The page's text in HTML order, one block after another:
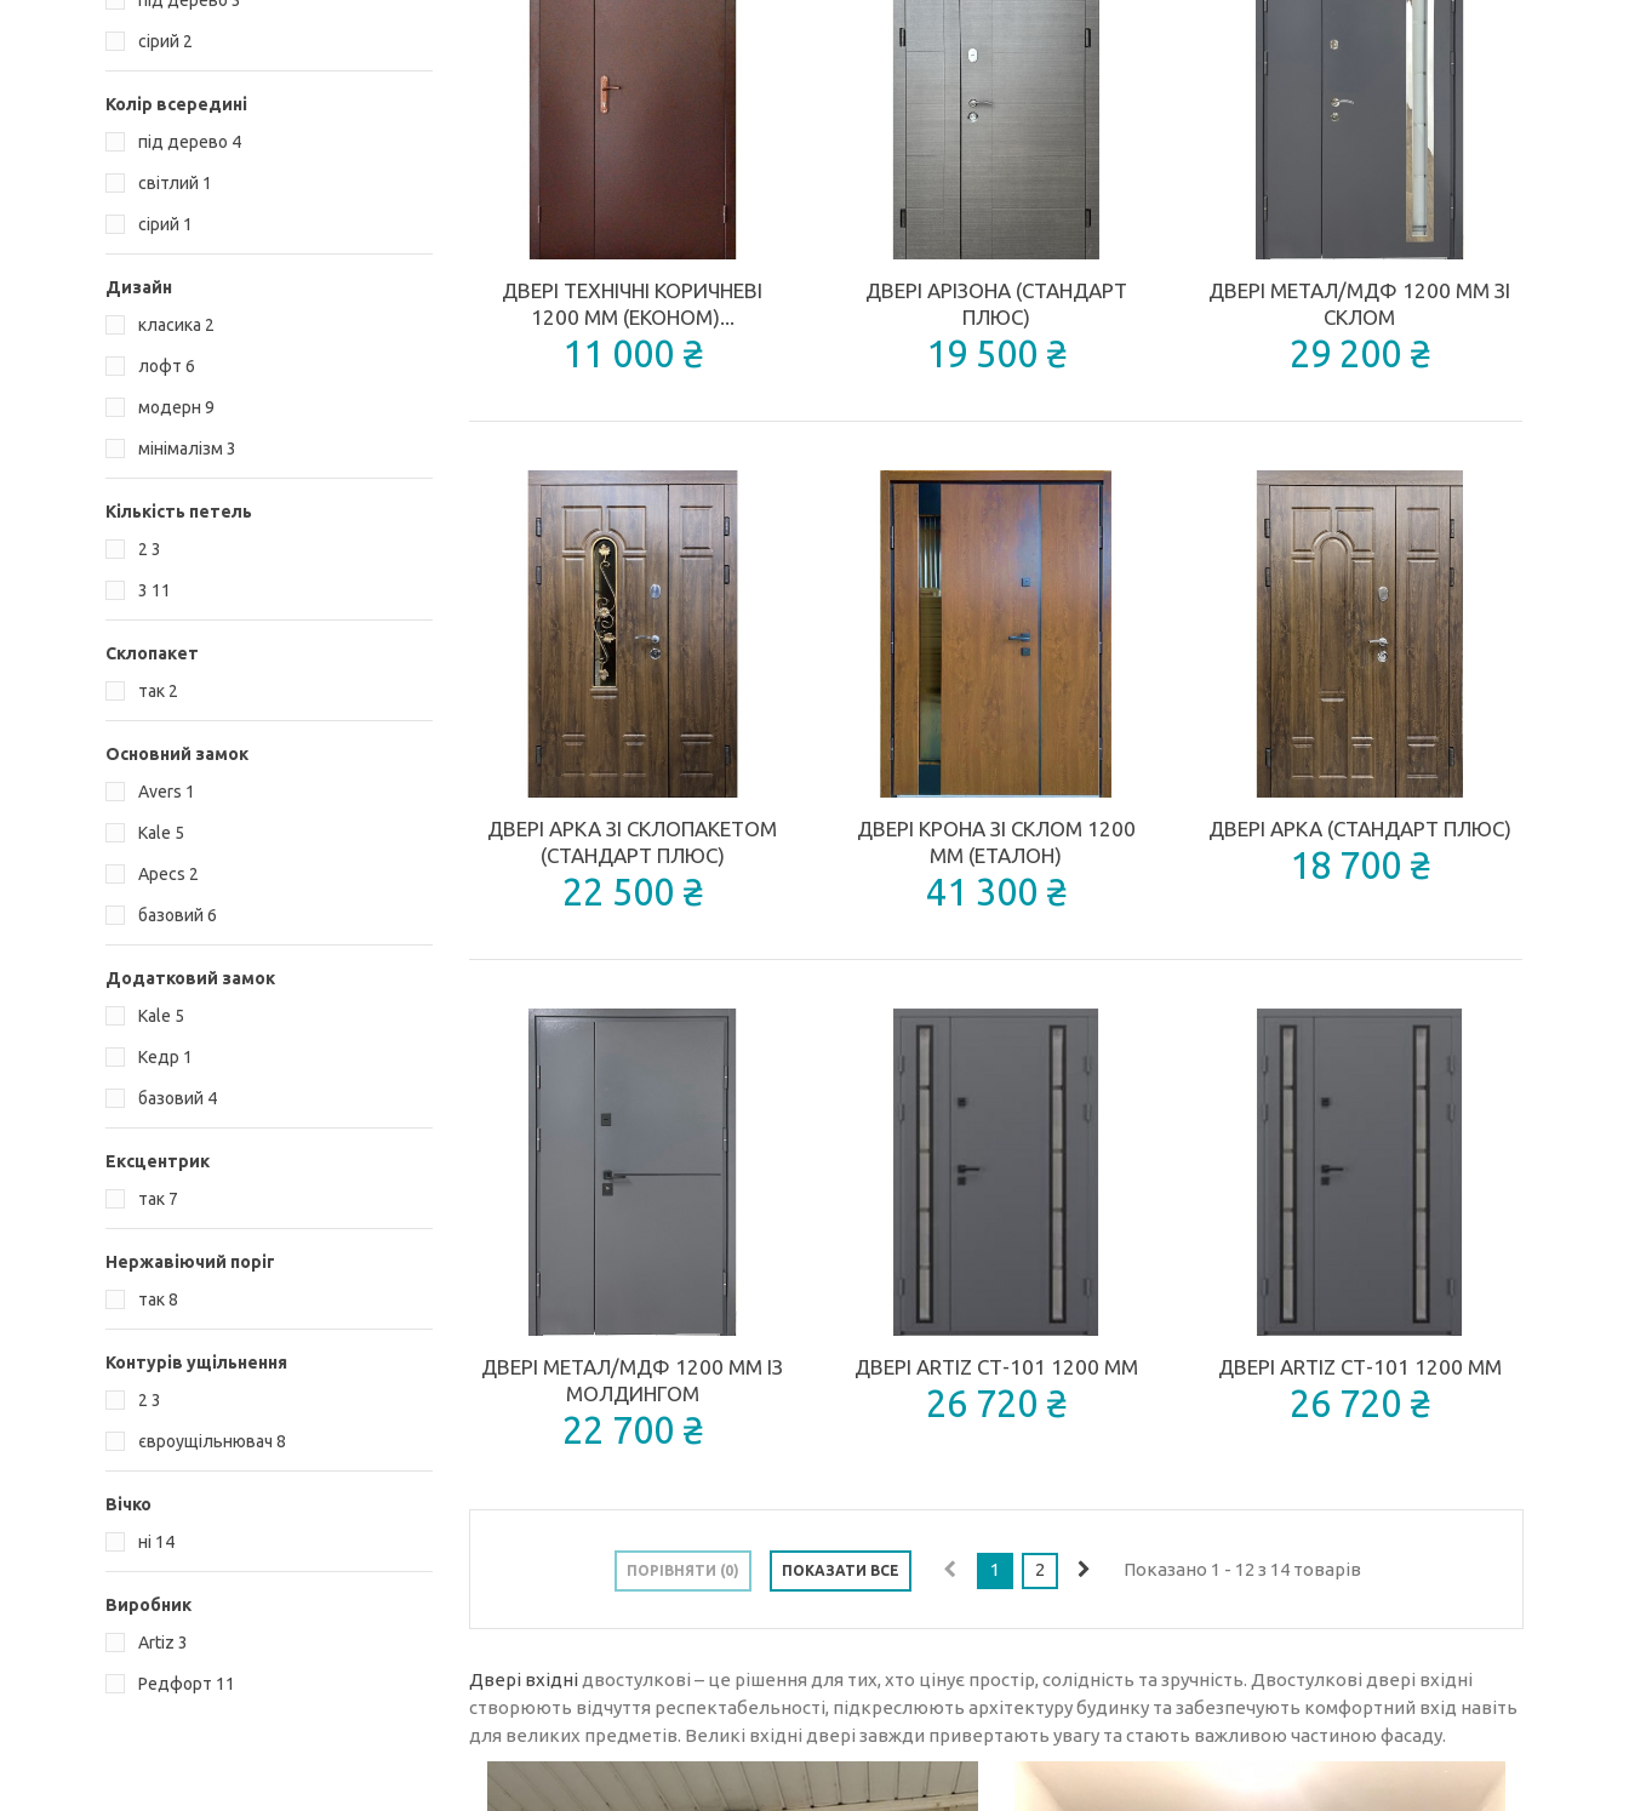
ДВЕРІ ТЕХНІЧНІ КОРИЧНЕВІ
1200 ММ (ЕКОНОМ)...
11 000 ₴
ДВЕРІ АРІЗОНА (СТАНДАРТ
ПЛЮС)
19 500 ₴
ДОДАТИ ДО ПОРІВНЯННЯ
ДВЕРІ МЕТАЛ/МДФ 1200 ММ ЗІ
СКЛОМ
29 200 ₴
ДВЕРІ АРКА ЗІ СКЛОПАКЕТОМ
(СТАНДАРТ ПЛЮС)
22 500 ₴
ДОДАТИ ДО ПОРІВНЯННЯ
ДВЕРІ КРОНА ЗІ СКЛОМ 1200
ММ (ЕТАЛОН)
41 300 ₴
КУПИТИ
ДОДАТИ ДО ПОРІВНЯННЯ
ДВЕРІ АРКА (СТАНДАРТ ПЛЮС)
18 700 ₴
ДВЕРІ МЕТАЛ/МДФ 1200 ММ ІЗ
МОЛДИНГОМ
22 700 ₴
ДОДАТИ ДО ПОРІВНЯННЯ
ДВЕРІ ARTIZ СТ-101 1200 ММ
26 720 ₴
ДОДАТИ ДО ПОРІВНЯННЯ
ДВЕРІ ARTIZ СТ-101 1200 ММ
26 720 ₴
ПОРІВНЯТИ (0) ПОКАЗАТИ ВСЕ 1 2 Показано 1 - 12 з 14 товарів
Двері вхідні двостулкові – це рішення для тих, хто цінує простір, солідність та зручність. Двостулкові двері вхідні
створюють відчуття респектабельності, підкреслюють архітектуру будинку та забезпечують комфортний вхід навіть
для великих предметів. Великі вхідні двері завжди привертають увагу та стають важливою частиною фасаду.
сірий 2
Колір всередині
під дерево 4
світлий 1
сірий 1
Дизайн
класика 2
лофт 6
модерн 9
мінімалізм 3
Кількість петель
2 3
3 11
Склопакет
так 2
Основний замок
Avers 1
Kale 5
Аpecs 2
базовий 6
Додатковий замок
Kale 5
Кедр 1
базовий 4
Ексцентрик
так 7
Нержавіючий поріг
так8
Контурів ущільнення
2 3
євроущільнювач 8
Вічко
ні 14
Виробник
Artiz 3
Редфорт 11